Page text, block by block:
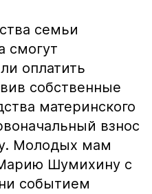
семьи
смогут
оплатить
собственные
материнского
взнос
Молодых мам
Шумихину с
событием